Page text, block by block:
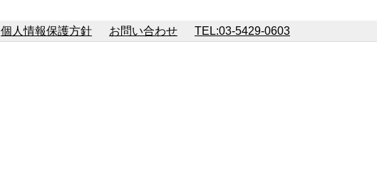
個人情報保護方針 お問い合わせ TEL:03-5429-0603